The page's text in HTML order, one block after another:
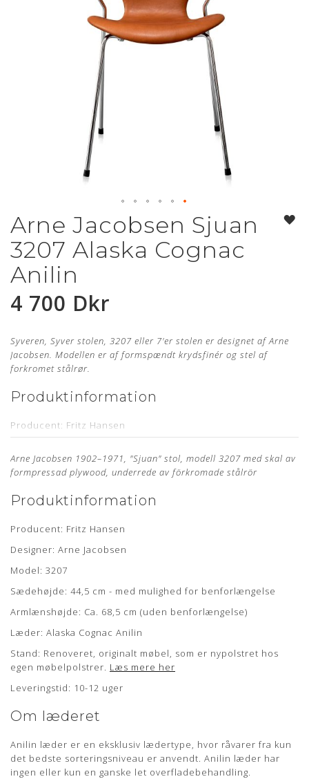
Hoppa
till
början
av
bildgalleriet
Arne Jacobsen Sjuan
3207 Alaska Cognac
Anilin
4 700 Dkr
Syveren, Syver stolen, 3207 eller 7'er stolen er designet af Arne
Jacobsen. Modellen er af formspændt krydsfinér og stel af
forkromet stålrør.
Produktinformation
Producent: Fritz Hansen
Model: 3207
Armlænshøjde: Ca. 68,5 cm (uden benforlængelse)
Læder: Alaska Cognac Anilin
Stand: Renoveret, originalt møbel, som er nypolstret hos
din polstring her
Om læderet
Anilin læder er en eksklusiv lædertype, hvor råvarer fra kun
det bedste sorteringsniveau er anvendt. Anilin læder har
Læderet har en naturlig rå, blød og åndbar overflade som
bidrager til en fremragende siddekomfort samt det
eksklusive udseende.
Anilin læder kan variere i farve fra skind til skind og der kan
Arne Jacobsen 1902–1971, "Sjuan" stol, modell 3207 med skal av
formpressad plywood, underrede av förkromade stålrör
Produktinformation
Producent: Fritz Hansen
Designer: Arne Jacobsen
Model: 3207
Sædehøjde: 44,5 cm - med mulighed for benforlængelse
Armlænshøjde: Ca. 68,5 cm (uden benforlængelse)
Læder: Alaska Cognac Anilin
Stand: Renoveret, originalt møbel, som er nypolstret hos
egen møbelpolstrer. Læs mere her
Leveringstid: 10-12 uger
Om læderet
Anilin læder er en eksklusiv lædertype, hvor råvarer fra kun
det bedste sorteringsniveau er anvendt. Anilin læder har
ingen eller kun en ganske let overfladebehandling.